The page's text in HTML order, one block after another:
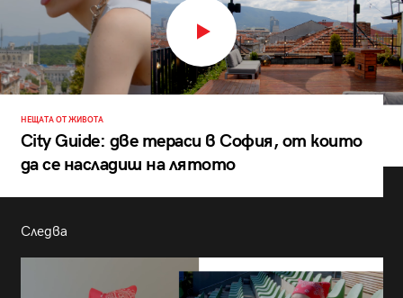
НЕЩАТА ОТ ЖИВОТА
City Guide: две тераси в София, от които
да се насладиш на лятото
Следва